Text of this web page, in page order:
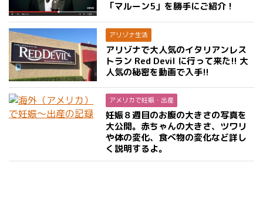
「マルーン5」を勝手にご紹介！
アリゾナ生活
アリゾナで大人気のイタリアンレス
トラン Red Devil に行って来た!! 大
人気の秘密を動画で入手!!
アメリカで妊娠・出産
妊娠８週目のお腹の大きさの写真を
大公開。赤ちゃんの大きさ、ツワリ
や体の変化、食べ物の変化など詳し
く説明するよ。